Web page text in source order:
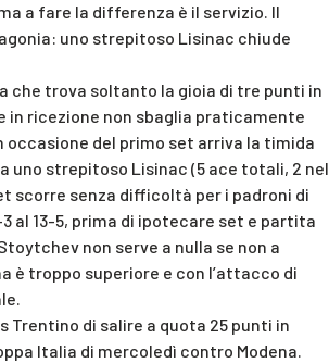
a fare la differenza è il servizio. Il
uno strepitoso Lisinac chiude
che trova soltanto la gioia di tre punti in
in ricezione non sbaglia praticamente
occasione del primo set arriva la timida
uno strepitoso Lisinac (5 ace totali, 2 nel
scorre senza difficoltà per i padroni di
al 13-5, prima di ipotecare set e partita
non serve a nulla se non a
è troppo superiore e con l’attacco di
di salire a quota 25 punti in
Italia di mercoledì contro Modena.